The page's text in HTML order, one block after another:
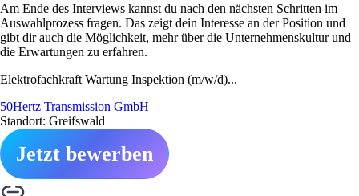
Am Ende des Interviews kannst du nach den nächsten Schritten im
Auswahlprozess fragen. Das zeigt dein Interesse an der Position und
gibt dir auch die Möglichkeit, mehr über die Unternehmenskultur und
die Erwartungen zu erfahren.
Elektrofachkraft Wartung Inspektion (m/w/d)...
50Hertz Transmission GmbH
Standort: Greifswald
Jetzt bewerben